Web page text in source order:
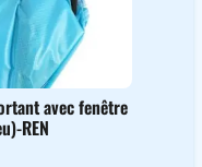
avec fenêtre
REN